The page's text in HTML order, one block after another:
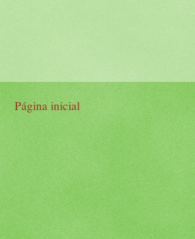
Página inicial